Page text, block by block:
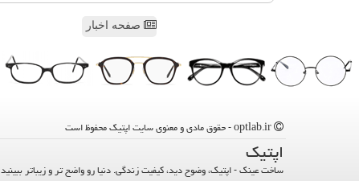
صفحه اخبار
اپتیك
ساخت عینک - اپتیک، وضوح دید، کیفیت زندگی. دنیا رو واضح تر و زیباتر ببینید